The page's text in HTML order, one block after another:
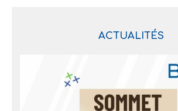
ACTUALITÉS